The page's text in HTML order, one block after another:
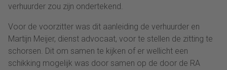
verhuurder zou zijn ondertekend.
Voor de voorzitter was dit aanleiding de verhuurder en
Martijn Meijer, dienst advocaat, voor te stellen de zitting te
schorsen. Dit om samen te kijken of er wellicht een
schikking mogelijk was door samen op de door de RA